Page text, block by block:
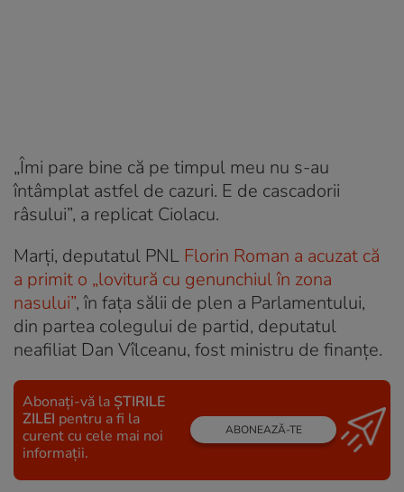
„Îmi pare bine că pe timpul meu nu s-au
întâmplat astfel de cazuri. E de cascadorii
râsului”, a replicat Ciolacu.
Marţi, deputatul PNL Florin Roman a acuzat că
a primit o „lovitură cu genunchiul în zona
nasului”, în fața sălii de plen a Parlamentului,
din partea colegului de partid, deputatul
neafiliat Dan Vîlceanu, fost ministru de finanțe.
Abonați-vă la ȘTIRILE
ZILEI pentru a fi la
curent cu cele mai noi
informații.
ABONEAZĂ-TE